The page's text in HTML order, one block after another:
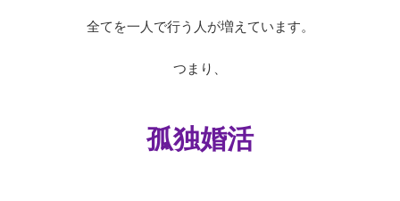
全てを一人で行う人が増えています。
つまり、
孤独婚活